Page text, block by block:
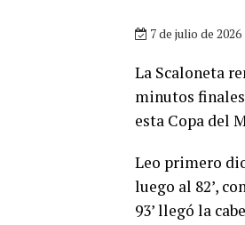
7 de julio de 2026
La Scaloneta
minutos
esta Copa del
Leo primero
luego al 82’,
93’ llegó la